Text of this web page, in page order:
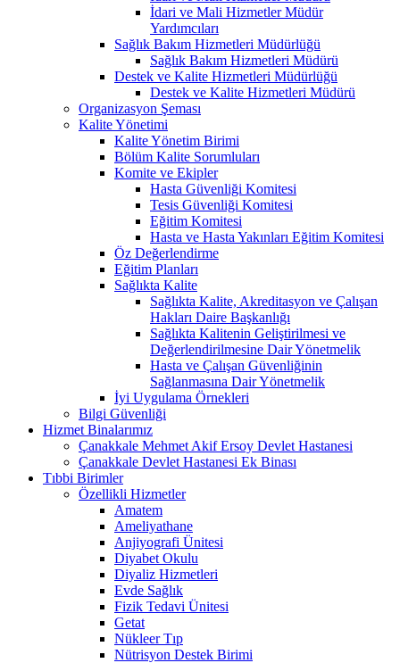
İdari ve Mali Hizmetler Müdür
Yardımcıları
Sağlık Bakım Hizmetleri Müdürlüğü
Sağlık Bakım Hizmetleri Müdürü
Destek ve Kalite Hizmetleri Müdürlüğü
Destek ve Kalite Hizmetleri Müdürü
Organizasyon Şeması
Kalite Yönetimi
Kalite Yönetim Birimi
Bölüm Kalite Sorumluları
Komite ve Ekipler
Hasta Güvenliği Komitesi
Tesis Güvenliği Komitesi
Eğitim Komitesi
Hasta ve Hasta Yakınları Eğitim Komitesi
Öz Değerlendirme
Eğitim Planları
Sağlıkta Kalite
Sağlıkta Kalite, Akreditasyon ve Çalışan
Hakları Daire Başkanlığı
Sağlıkta Kalitenin Geliştirilmesi ve
Değerlendirilmesine Dair Yönetmelik
Hasta ve Çalışan Güvenliğinin
Sağlanmasına Dair Yönetmelik
İyi Uygulama Örnekleri
Bilgi Güvenliği
Hizmet Binalarımız
Çanakkale Mehmet Akif Ersoy Devlet Hastanesi
Çanakkale Devlet Hastanesi Ek Binası
Tıbbi Birimler
Özellikli Hizmetler
Amatem
Ameliyathane
Anjiyografi Ünitesi
Diyabet Okulu
Diyaliz Hizmetleri
Evde Sağlık
Fizik Tedavi Ünitesi
Getat
Nükleer Tıp
Nütrisyon Destek Birimi